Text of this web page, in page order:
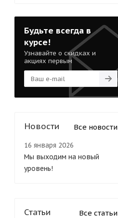
Будьте всегда в
курсе!
Узнавайте о скидках и
акциях первым
Новости Все новости
16 января 2026
Мы выходим на новый
уровень!
Статьи Все статьи